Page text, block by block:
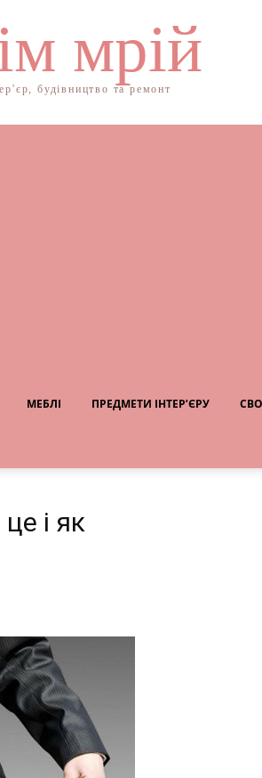
мрій
будівництво та ремонт
МЕБЛІ ПРЕДМЕТИ ІНТЕР’ЄРУ
і як